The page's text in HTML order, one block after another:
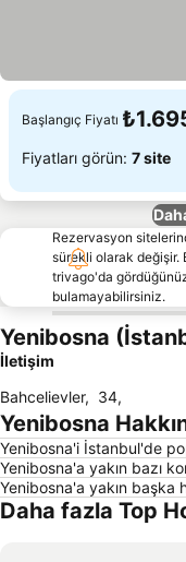
Başlangıç Fiyatı
Fiyatları görün: 7 site
Rezervasyon
sürekli olarak değişir.
trivago'da
bulamayabilirsiniz.
Yenibosna
İletişim
Bahcelievler, 34,
Yenibosna
Yenibosna'i İstanbul'de
Yenibosna'a yakın bazı
Yenibosna'a yakın
Daha fazla Top